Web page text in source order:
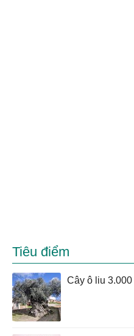
Tiêu điểm
Cây ô liu